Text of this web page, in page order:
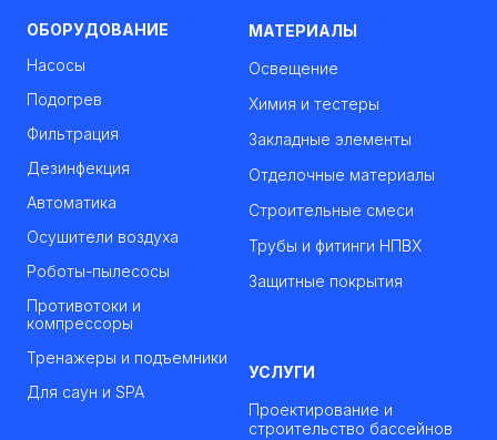
ОБОРУДОВАНИЕ
Насосы
Подогрев
Фильтрация
Дезинфекция
Автоматика
Осушители воздуха
Роботы-пылесосы
Противотоки и
компрессоры
Тренажеры и подъемники
Для саун и SPA
МАТЕРИАЛЫ
Освещение
Химия и тестеры
Закладные элементы
Отделочные материалы
Строительные смеси
Трубы и фитинги НПВХ
Защитные покрытия
УСЛУГИ
Проектирование и
строительство бассейнов